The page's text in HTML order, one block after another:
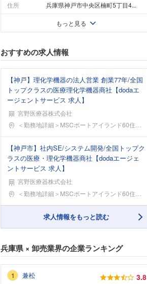
住所 兵庫県神戸市中央区楠町5丁目4...
もっと見る
おすすめの求人情報
【神戸】理化学機器の法人営業 創業77年/全国
トップクラスの医療理化学機器商社【dodaエ
ージェントサービス 求人】
宮野医療器株式会社
勤務地＜勤務地詳細＞MSCポートアイランド60住所：兵庫
【神戸市】社内SE/システム開発/全国トップク
ラスの医療・理化学機器商社【dodaエージェ
ントサービス 求人】
宮野医療器株式会社
勤務地＜勤務地詳細＞MSCポートアイランド60住所：兵庫
求人情報をもっと読む
兵庫県× 卸売業界の企業ランキング
兼松 3.8